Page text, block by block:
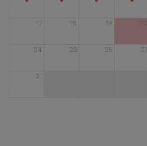
17 18 19 20
24 25 26 27
31